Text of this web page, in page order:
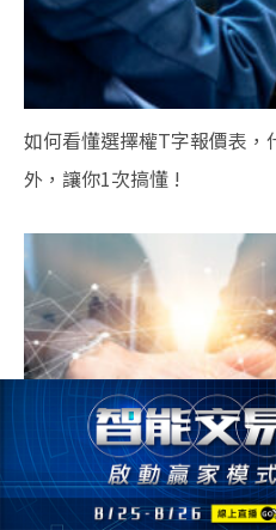
如何看懂選擇權T字報價表，
外，讓你1次搞懂 !